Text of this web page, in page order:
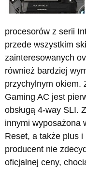
procesorów z serii
przede wszystkim
zainteresowanych
również bardziej
przychylnym okiem.
Gaming AC jest
obsługą 4-way SLI.
innymi wyposażona
Reset, a także plus
producent nie
oficjalnej ceny,